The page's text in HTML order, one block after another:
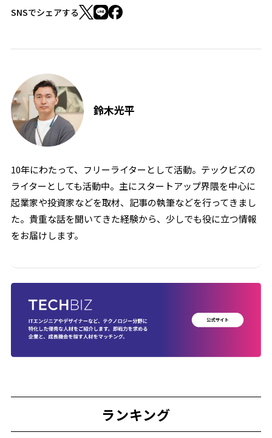
SNSでシェアする
鈴木光平
10年にわたって、フリーライターとして活動。テックビズの
ライターとしても活動中。主にスタートアップ界隈を中心に
起業家や投資家などを取材、記事の執筆などを行ってきまし
た。貴重な話を聞いてきた経験から、少しでも役に立つ情報
をお届けします。
ランキング